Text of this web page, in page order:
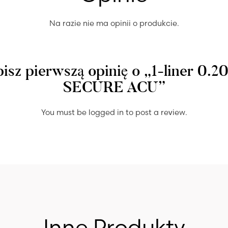
Na razie nie ma opinii o produkcie.
pierwszą opinię o „1-liner
SECURE ACU”
You must be logged in to post a review.